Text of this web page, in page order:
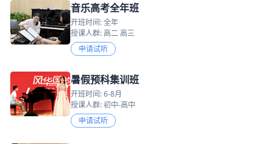
音乐高考全年班
开班时间: 全年
授课人群: 高二 高三
申请试听
暑假预科集训班
开班时间: 6-8月
授课人群: 初中-高中
申请试听